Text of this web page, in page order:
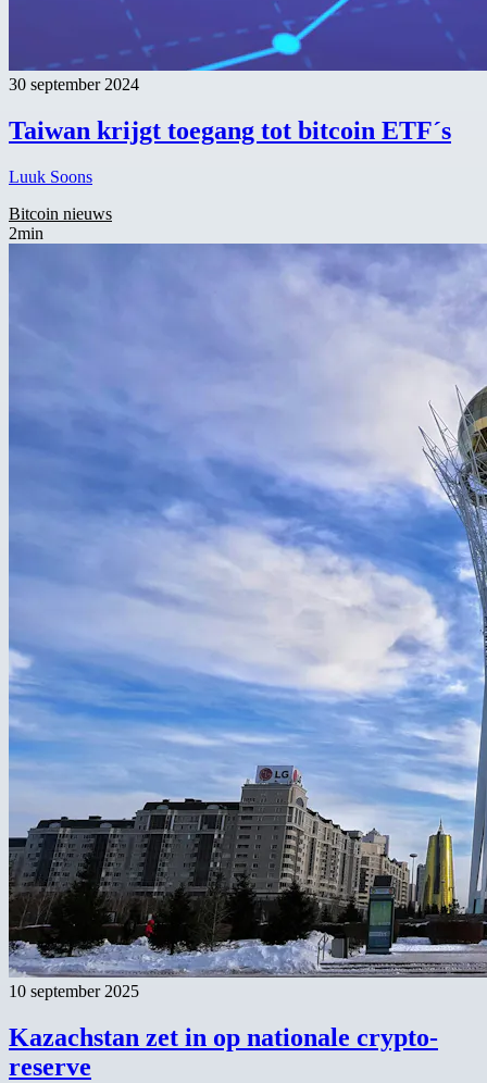
30 september 2024
Taiwan krijgt toegang tot bitcoin ETF´s
Luuk Soons
Bitcoin nieuws
2min
10 september 2025
Kazachstan zet in op nationale crypto-
reserve